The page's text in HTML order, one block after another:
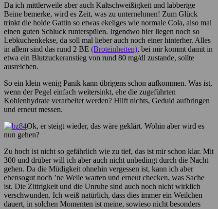
Da ich mittlerweile aber auch Kaltschweißigkeit und labberige
Beine bemerke, wird es Zeit, was zu unternehmen! Zum Glück
trinkt die holde Gattin so etwas ekeliges wie normale Cola, also mal
einen guten Schluck runterspülen. Irgendwo hier liegen noch so
Lebkuchenkekse, da soll mal lieber auch noch einer hinterher. Alles
in allem sind das rund 2 BE (Broteinheiten), bei mir kommt damit in
etwa ein Blutzuckeranstieg von rund 80 mg/dl zustande, sollte
ausreichen.
So ein klein wenig Panik kann übrigens schon aufkommen. Was ist,
wenn der Pegel einfach weitersinkt, ehe die zugeführten
Kohlenhydrate verarbeitet werden? Hilft nichts, Geduld aufbringen
und erneut messen.
Ok, er steigt wieder, das wäre geklärt. Wohin aber wird es
nun gehen?
Zu hoch ist nicht so gefährlich wie zu tief, das ist mir schon klar. Mit
300 und drüber will ich aber auch nicht unbedingt durch die Nacht
gehen. Da die Müdigkeit ohnehin vergessen ist, kann ich aber
ebensogut noch ’ne Weile warten und erneut checken, was Sache
ist. Die Zittrigkeit und die Unruhe sind auch noch nicht wirklich
verschwunden. Ich weiß natürlich, dass dies immer ein Weilchen
dauert, in solchen Momenten ist meine, sowieso nicht besonders